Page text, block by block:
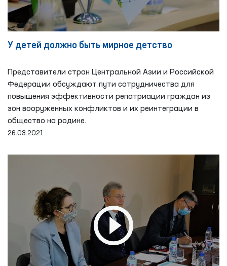
У детей должно быть мирное детство
Представители стран Центральной Азии и Российской
Федерации обсуждают пути сотрудничества для
повышения эффективности репатриации граждан из
зон вооруженных конфликтов и их реинтеграции в
общество на родине.
26.03.2021